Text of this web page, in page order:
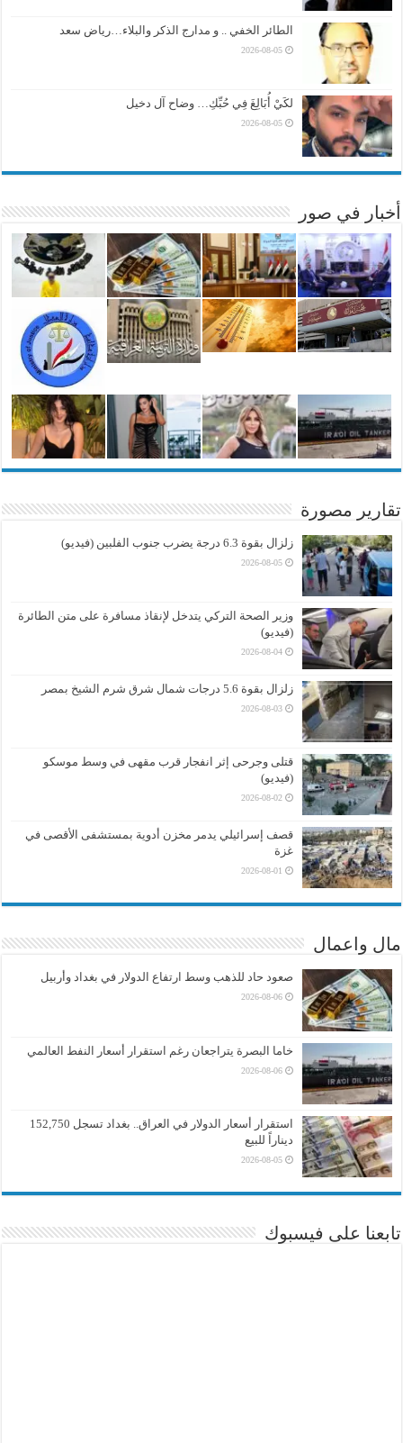
الطائر الخفي .. و مدارج الذكر والبلاء…رياض سعد
2026-08-05
لكَيْ أُبَالِغَ فِي حُبِّكِ… وضاح آل دخيل
2026-08-05
أخبار في صور
تقارير مصورة
زلزال بقوة 6.3 درجة يضرب جنوب الفلبين (فيديو)
2026-08-05
وزير الصحة التركي يتدخل لإنقاذ مسافرة على متن الطائرة
(فيديو)
2026-08-04
زلزال بقوة 5.6 درجات شمال شرق شرم الشيخ بمصر
2026-08-03
قتلى وجرحى إثر انفجار قرب مقهى في وسط موسكو
(فيديو)
2026-08-02
قصف إسرائيلي يدمر مخزن أدوية بمستشفى الأقصى في
غزة
2026-08-01
مال واعمال
صعود حاد للذهب وسط ارتفاع الدولار في بغداد وأربيل
2026-08-06
خاما البصرة يتراجعان رغم استقرار أسعار النفط العالمي
2026-08-06
استقرار أسعار الدولار في العراق.. بغداد تسجل 152,750
ديناراً للبيع
2026-08-05
تابعنا على فيسبوك